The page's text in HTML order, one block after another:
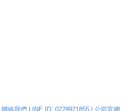
聯絡我們 LINE ID: 0229921855| 公司官網